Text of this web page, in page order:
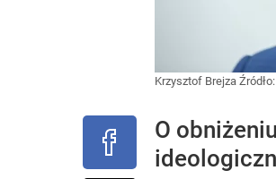
Krzysztof Brejza Źródło:
O